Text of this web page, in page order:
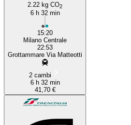
2.22 kg CO2
6 h 32 min
15:20
Milano Centrale
22:53
Grottammare Via Matteotti
2 cambi
6 h 32 min
41,70 €